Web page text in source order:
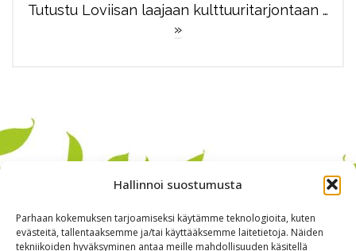
Hallinnoi suostumusta
Parhaan kokemuksen tarjoamiseksi käytämme teknologioita, kuten
evästeitä, tallentaaksemme ja/tai käyttääksemme laitetietoja. Näiden
tekniikoiden hyväksyminen antaa meille mahdollisuuden käsitellä
Tutustu Loviisan laajaan kulttuuritarjontaan …
»